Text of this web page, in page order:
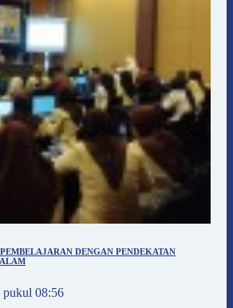
DENGAN PENDEKATAN
pukul 08:56